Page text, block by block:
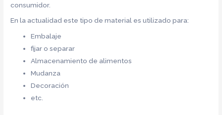
consumidor.
En la actualidad este tipo de material es utilizado para:
Embalaje
fijar o separar
Almacenamiento de alimentos
Mudanza
Decoración
etc.